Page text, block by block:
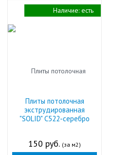
Плиты потолочная
экструдированная
"SOLID" С522-серебро
150 руб. (за м2)
Наличие: есть